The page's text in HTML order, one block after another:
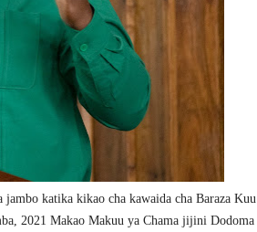
jambo katika kikao cha kawaida cha Baraza Kuu
2021 Makao Makuu ya Chama jijini Dodoma